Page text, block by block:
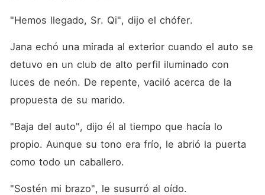
"Hemos llegado, Sr. Qi", dijo el chófer.
Jana echó una mirada al exterior cuando el auto se
detuvo en un club de alto perfil iluminado con
luces de neón. De repente, vaciló acerca de la
propuesta de su marido.
"Baja del auto", dijo él al tiempo que hacía lo
propio. Aunque su tono era frío, le abrió la puerta
como todo un caballero.
"Sostén mi brazo", le susurró al oído.